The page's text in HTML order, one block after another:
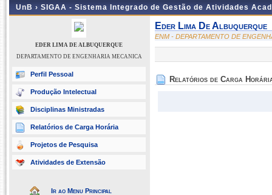
UnB › SIGAA - Sistema Integrado de Gestão de Atividades
EDER LIMA DE ALBUQUERQUE
DEPARTAMENTO DE ENGENHARIA MECANICA
Perfil Pessoal
Produção Intelectual
Disciplinas Ministradas
Relatórios de Carga Horária
Projetos de Pesquisa
Atividades de Extensão
Ir ao Menu Principal
Eder Lima De Albuquerque
ENM - DEPARTAMENTO DE
Relatórios de Carga